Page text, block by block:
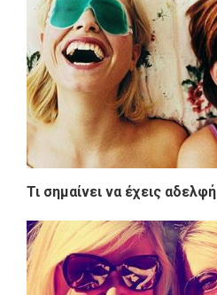
Τι σημαίνει να έχεις αδελφή